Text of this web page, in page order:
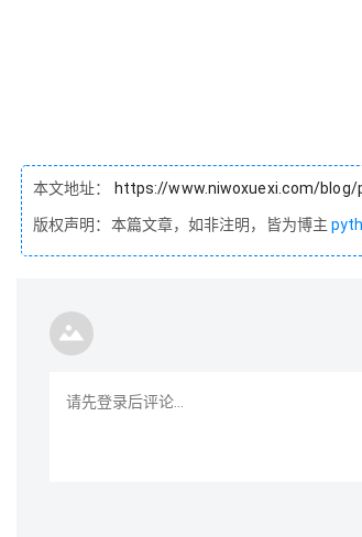
本文地址： https://www.niwoxuexi.com/
版权声明：本篇文章，如非注明，皆为博主